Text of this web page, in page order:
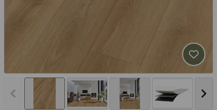
Vorheriges Bild anzeigen